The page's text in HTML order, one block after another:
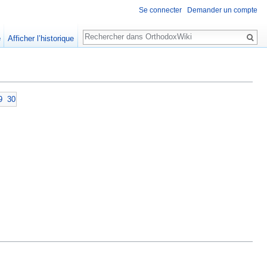
30
Se connecter Demander un compte
Afficher l’historique
Rechercher